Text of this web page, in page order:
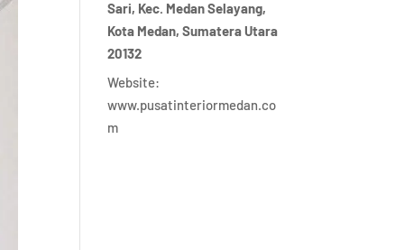
Sari, Kec. Medan Selayang,
Kota Medan, Sumatera Utara
20132
Website:
www.pusatinteriormedan.co
m